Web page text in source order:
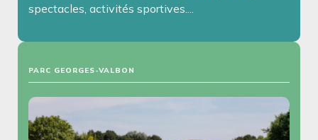
spectacles, activités sportives....
PARC GEORGES-VALBON